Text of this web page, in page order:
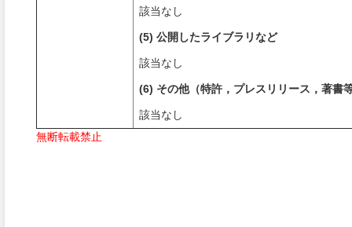
該当なし
(5) 公開したライブラリなど
該当なし
(6) その他（特許，プレスリリース，著書
該当なし
無断転載禁止